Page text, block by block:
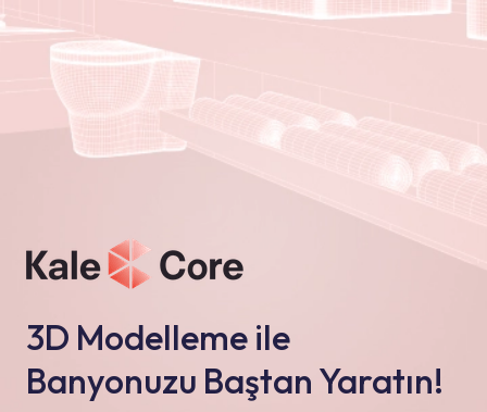
3D Modelleme ile
Banyonuzu Baştan Yaratın!